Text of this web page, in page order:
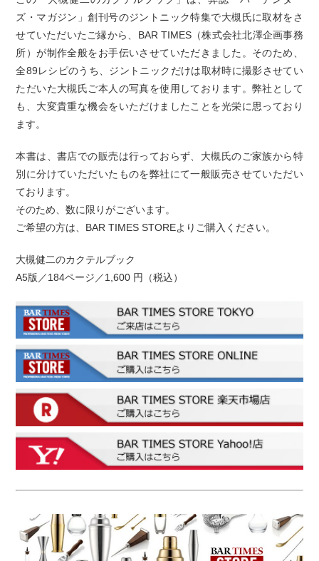
ズ・マガジン」創刊号のジントニック特集で大槻氏に取材をさ
せていただいたご縁から、BAR TIMES（株式会社北澤企画事務
所）が制作全般をお手伝いさせていただきました。そのため、
全89レシピのうち、ジントニックだけは取材時に撮影させてい
ただいた大槻氏ご本人の写真を使用しております。弊社として
も、大変貴重な機会をいただけましたことを光栄に思っており
ます。
本書は、書店での販売は行っておらず、大槻氏のご家族から特
別に分けていただいたものを弊社にて一般販売させていただい
ております。
そのため、数に限りがございます。
ご希望の方は、BAR TIMES STOREよりご購入ください。
大槻健二のカクテルブック
A5版／184ページ／1,600 円（税込）